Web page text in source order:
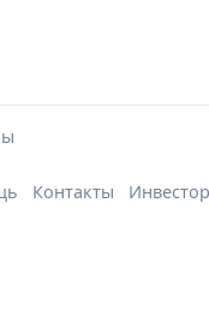
Контакты